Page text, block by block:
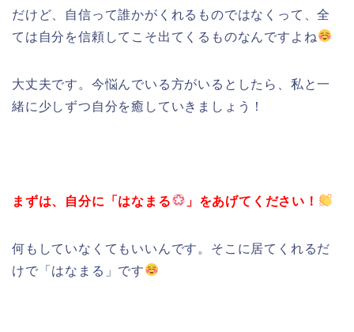
だけど、自信って誰かがくれるものではなくって、全
ては自分を信頼してこそ出てくるものなんですよね
大丈夫です。今悩んでいる方がいるとしたら、私と一
緒に少しずつ自分を癒していきましょう！
まずは、自分に「はなまる 」をあげてください！
何もしていなくてもいいんです。そこに居てくれるだ
けで「はなまる」です